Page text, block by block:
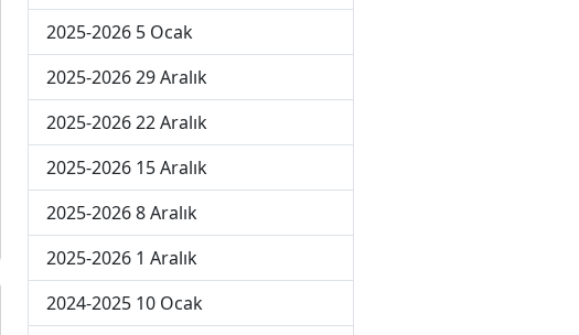
2025-2026 5 Ocak
2025-2026 29 Aralık
2025-2026 22 Aralık
2025-2026 15 Aralık
2025-2026 8 Aralık
2025-2026 1 Aralık
2024-2025 10 Ocak